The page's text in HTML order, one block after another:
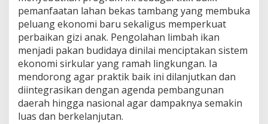
pemanfaatan lahan bekas tambang yang membuka
peluang ekonomi baru sekaligus memperkuat
perbaikan gizi anak. Pengolahan limbah ikan
menjadi pakan budidaya dinilai menciptakan sistem
ekonomi sirkular yang ramah lingkungan. Ia
mendorong agar praktik baik ini dilanjutkan dan
diintegrasikan dengan agenda pembangunan
daerah hingga nasional agar dampaknya semakin
luas dan berkelanjutan.